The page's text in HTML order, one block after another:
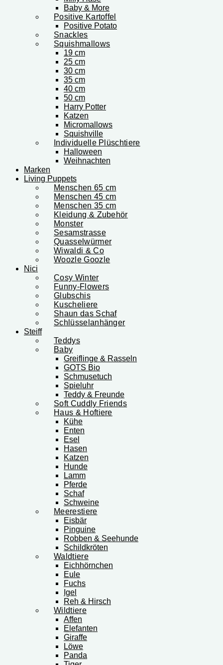
Baby & More
Positive Kartoffel
Positive Potato
Snackles
Squishmallows
19 cm
25 cm
30 cm
35 cm
40 cm
50 cm
Harry Potter
Katzen
Micromallows
Squishville
Individuelle Plüschtiere
Halloween
Weihnachten
Marken
Living Puppets
Menschen 65 cm
Menschen 45 cm
Menschen 35 cm
Kleidung & Zubehör
Monster
Sesamstrasse
Quasselwürmer
Wiwaldi & Co
Woozle Goozle
Nici
Cosy Winter
Funny-Flowers
Glubschis
Kuscheliere
Shaun das Schaf
Schlüsselanhänger
Steiff
Teddys
Baby
Greiflinge & Rasseln
GOTS Bio
Schmusetuch
Spieluhr
Teddy & Freunde
Soft Cuddly Friends
Haus & Hoftiere
Kühe
Enten
Esel
Hasen
Katzen
Hunde
Lamm
Pferde
Schaf
Schweine
Meerestiere
Eisbär
Pinguine
Robben & Seehunde
Schildkröten
Waldtiere
Eichhörnchen
Eule
Fuchs
Igel
Reh & Hirsch
Wildtiere
Affen
Elefanten
Giraffe
Löwe
Panda